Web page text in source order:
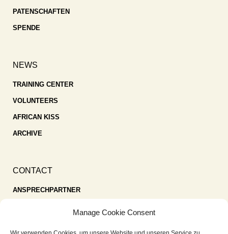
Manage Cookie Consent
PATENSCHAFTEN
SPENDE
NEWS
TRAINING CENTER
VOLUNTEERS
AFRICAN KISS
ARCHIVE
CONTACT
ANSPRECHPARTNER